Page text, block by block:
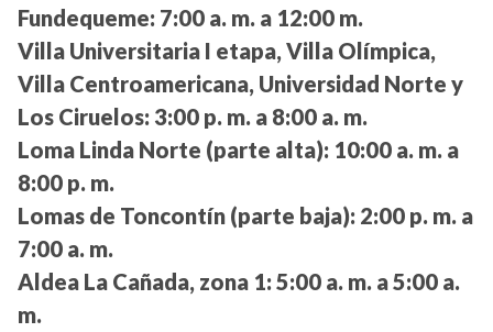
Fundequeme: 7:00 a. m. a 12:00 m.
Villa Universitaria I etapa, Villa Olímpica,
Villa Centroamericana, Universidad Norte y
Los Ciruelos: 3:00 p. m. a 8:00 a. m.
Loma Linda Norte (parte alta): 10:00 a. m. a
8:00 p. m.
Lomas de Toncontín (parte baja): 2:00 p. m. a
7:00 a. m.
Aldea La Cañada, zona 1: 5:00 a. m. a 5:00 a.
m.